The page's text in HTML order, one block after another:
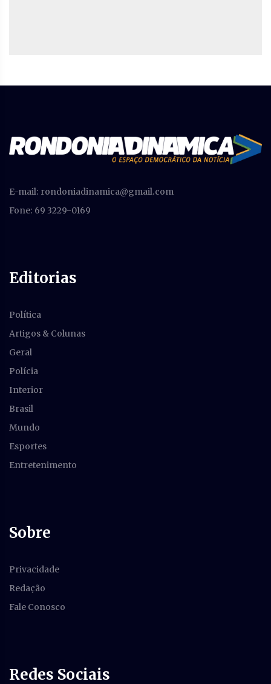
E-mail: rondoniadinamica@gmail.com
Fone: 69 3229-0169
Editorias
Política
Artigos & Colunas
Geral
Polícia
Interior
Brasil
Mundo
Esportes
Entretenimento
Sobre
Privacidade
Redação
Fale Conosco
Redes Sociais